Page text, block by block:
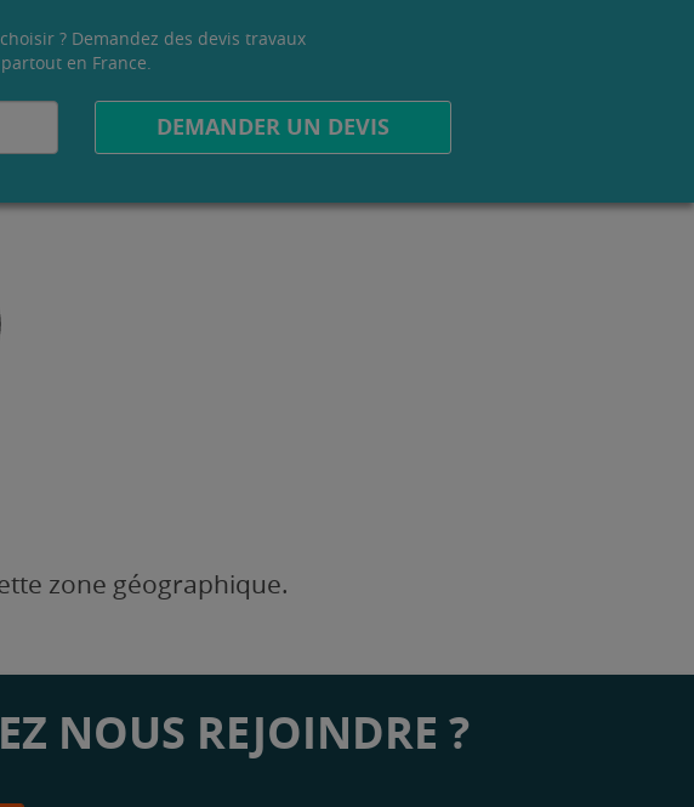
? Demandez des devis travaux
en France.
DEMANDER UN DEVIS
zone géographique.
NOUS REJOINDRE ?